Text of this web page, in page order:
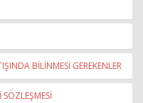
BİLİNMESİ GEREKENLER